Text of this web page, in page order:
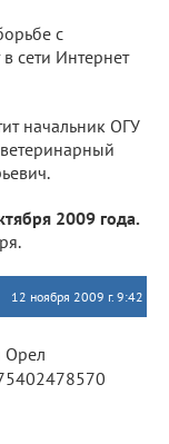
с
сети Интернет
начальник ОГУ
2009 года.
12 ноября 2009 г. 9:42